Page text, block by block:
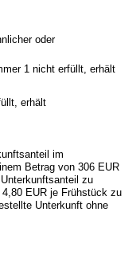
oder
1 nicht erfüllt, erhält
erhält
im
Betrag von 306 EUR
zu
EUR je Frühstück zu
Unterkunft ohne